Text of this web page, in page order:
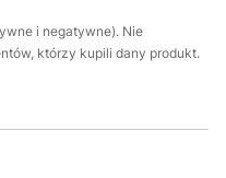
i negatywne). Nie
którzy kupili dany produkt.